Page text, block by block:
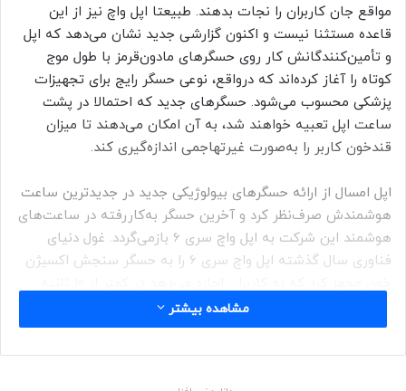
مواقع جان کاربران را نجات بدهند. طبیعتا اپل واچ نیز از این
قاعده مستثنا نیست و اکنون گزارشی جدید نشان می‌دهد که اپل
و تأمین‌کنندگانش کار روی حسگرهای مادون‌قرمز با طول موج
کوتاه را آغاز کرده‌اند که درواقع، نوعی حسگر رایج برای تجهیزات
پزشکی محسوب می‌شود. حسگرهای جدید که احتمالا در پشت
ساعت اپل تعبیه خواهند شد، به آن امکان می‌دهند تا میزان
قندخون کاربر را به‌صورت غیرتهاجمی اندازه‌گیری کند.
اپل امسال از ارائه حسگرهای بیولوژیکی جدید در جدیدترین ساعت
هوشمندش صرف‌نظر کرد و آخرین حسگر به‌کاررفته در ساعت‌های
هوشمند این شرکت به اپل واچ سری ۶ بازمی‌گردد. غول دنیای
فناوری سال گذشته اپل واچ سری ۶ را به حسگر سنجش اکسیژن
سطح اکسیژن خونشان را بررسی کنند.
بااین‌حال، به‌نظر می‌رسد فعالیت‌های اپل در ارائه قابلیت‌های
مشاهده بیشتر